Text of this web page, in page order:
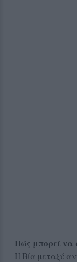
Πώς μπορεί να
Η Βία μεταξύ